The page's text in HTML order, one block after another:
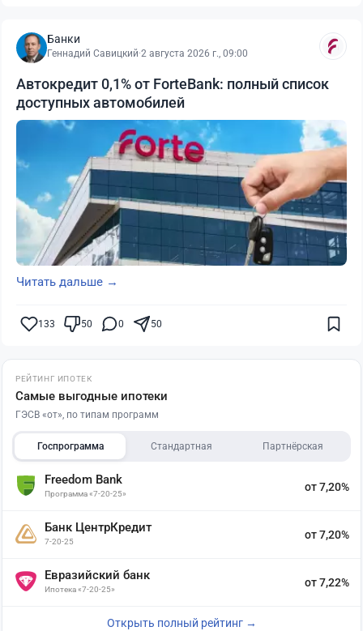
Банки
Геннадий Савицкий·2 августа 2026 г., 09:00
Автокредит 0,1% от ForteBank: полный список
доступных автомобилей
Читать дальше →
133 50 0 50
РЕЙТИНГ ИПОТЕК
Самые выгодные ипотеки
ГЭСВ «от», по типам программ
Госпрограмма Стандартная Партнёрская
Freedom Bank
Программа «7-20-25»
от 7,20%
Банк ЦентрКредит
7-20-25
от 7,20%
Евразийский банк
Ипотека «7-20-25»
от 7,22%
Открыть полный рейтинг →